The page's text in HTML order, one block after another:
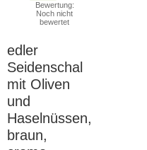
Bewertung:
Noch nicht
bewertet
edler
Seidenschal
mit Oliven
und
Haselnüssen,
braun,